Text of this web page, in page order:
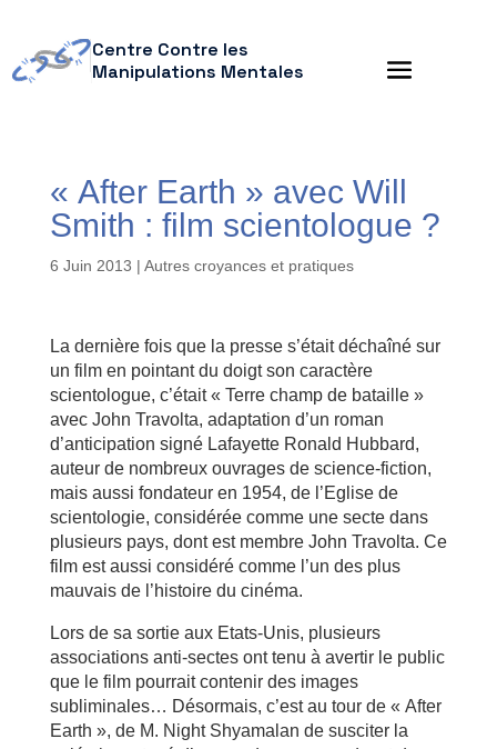
Centre Contre les
Manipulations Mentales
« After Earth » avec Will
Smith : film scientologue ?
6 Juin 2013 | Autres croyances et pratiques
La dernière fois que la presse s’était déchaîné sur
un film en pointant du doigt son caractère
scientologue, c’était « Terre champ de bataille »
avec John Travolta, adaptation d’un roman
d’anticipation signé Lafayette Ronald Hubbard,
auteur de nombreux ouvrages de science-fiction,
mais aussi fondateur en 1954, de l’Eglise de
scientologie, considérée comme une secte dans
plusieurs pays, dont est membre John Travolta. Ce
film est aussi considéré comme l’un des plus
mauvais de l’histoire du cinéma.
Lors de sa sortie aux Etats-Unis, plusieurs
associations anti-sectes ont tenu à avertir le public
que le film pourrait contenir des images
subliminales… Désormais, c’est au tour de « After
Earth », de M. Night Shyamalan de susciter la